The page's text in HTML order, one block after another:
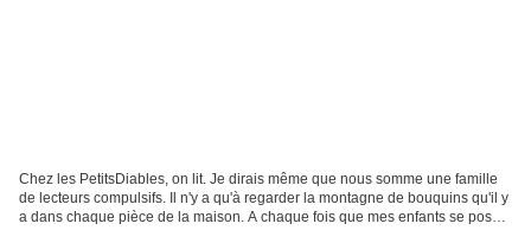
Chez les PetitsDiables, on lit. Je dirais même que nous somme une famille
de lecteurs compulsifs. Il n'y a qu'à regarder la montagne de bouquins qu'il y
a dans chaque pièce de la maison. A chaque fois que mes enfants se posent